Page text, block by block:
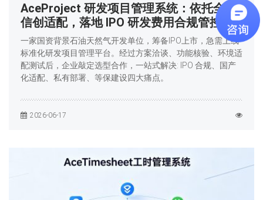
AceProject 研发项目管理系统：依托全栈
信创适配，落地 IPO 研发费用合规管控
一家国资背景石油天然气开发单位，筹备IPO上市，急需上线
标准化研发项目管理平台。经过方案洽谈、功能核验、环境适
配测试后，企业敲定选型合作，一站式解决: IPO 合规、国产
化适配、私有部署、等保建设四大痛点。
2026-06-17